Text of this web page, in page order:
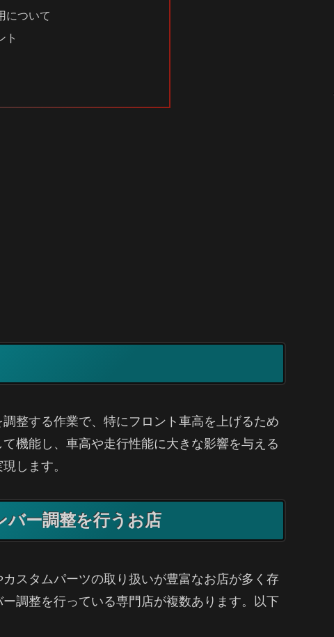
について
ト
整する作業で、特にフロント車高を上げるため
機能し、車高や走行性能に大きな影響を与える
します。
バー調整を行うお店
スタムパーツの取り扱いが豊富なお店が多く存
調整を行っている専門店が複数あります。以下